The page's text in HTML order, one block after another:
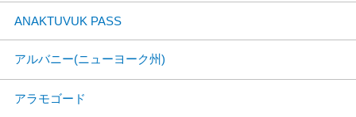
ANAKTUVUK PASS
アルバニー(ニューヨーク州)
アラモゴード